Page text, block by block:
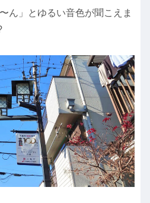
ん」とゆるい音色が聞こえま